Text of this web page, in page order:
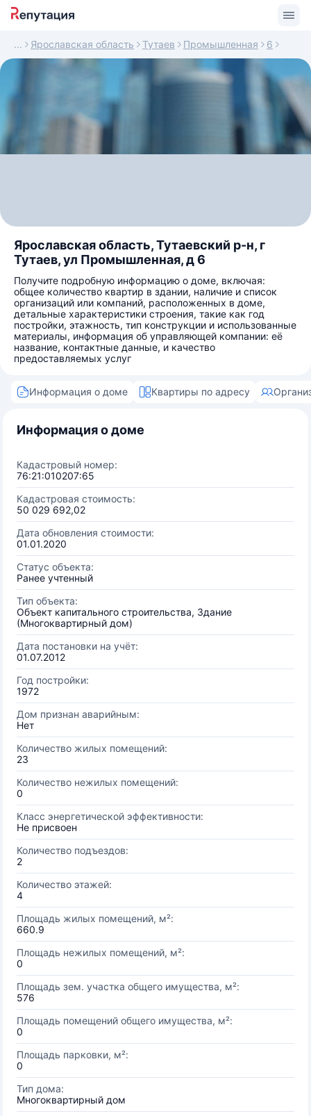
Ярославская область Тутаев Промышленная 6
Ярославская область, Тутаевский р-н, г
Тутаев, ул Промышленная, д 6
Получите подробную информацию о доме, включая:
общее количество квартир в здании, наличие и список
организаций или компаний, расположенных в доме,
детальные характеристики строения, такие как год
постройки, этажность, тип конструкции и использованные
материалы, информация об управляющей компании: её
название, контактные данные, и качество
предоставляемых услуг
Информация о доме Квартиры по адресу
Информация о доме
Кадастровый номер:
76:21:010207:65
Кадастровая стоимость:
50 029 692,02
Дата обновления стоимости:
01.01.2020
Статус объекта:
Ранее учтенный
Тип объекта:
Объект капитального строительства, Здание
(Многоквартирный дом)
Дата постановки на учёт:
01.07.2012
Год постройки:
1972
Дом признан аварийным:
Нет
Количество жилых помещений:
23
Количество нежилых помещений:
0
Класс энергетической эффективности:
Не присвоен
Количество подъездов:
2
Количество этажей:
4
Площадь жилых помещений, м²:
660.9
Площадь нежилых помещений, м²:
0
Площадь зем. участка общего имущества, м²:
576
Площадь помещений общего имущества, м²:
0
Площадь парковки, м²:
0
Тип дома:
Многоквартирный дом